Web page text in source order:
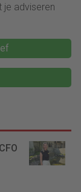
adviseren